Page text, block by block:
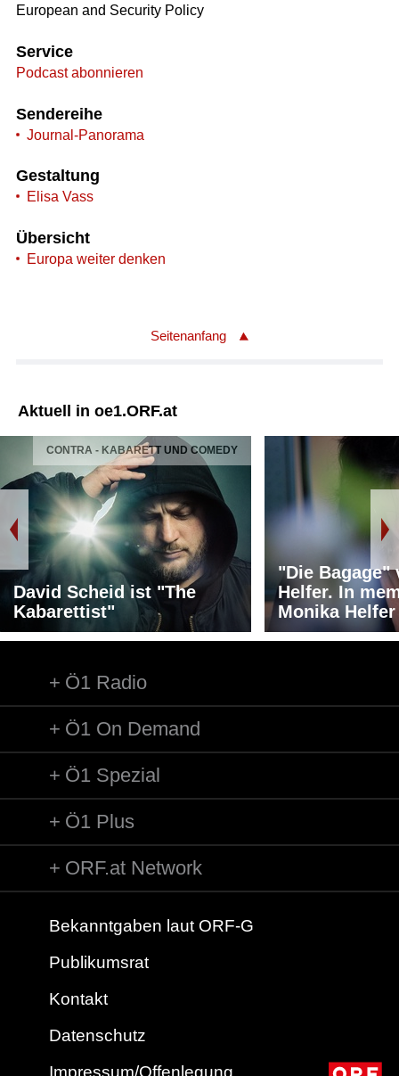
European and Security Policy
Service
Podcast abonnieren
Sendereihe
Journal-Panorama
Gestaltung
Elisa Vass
Übersicht
Europa weiter denken
Seitenanfang
Aktuell in oe1.ORF.at
CONTRA - KABARETT UND COMEDY
David Scheid ist "The
Kabarettist"
"Die Bagage"
Helfer. In
Monika Helfer
Ö1 Radio
Ö1 On Demand
Ö1 Spezial
Ö1 Plus
ORF.at Network
Bekanntgaben laut ORF-G
Publikumsrat
Kontakt
Datenschutz
Impressum/Offenlegung